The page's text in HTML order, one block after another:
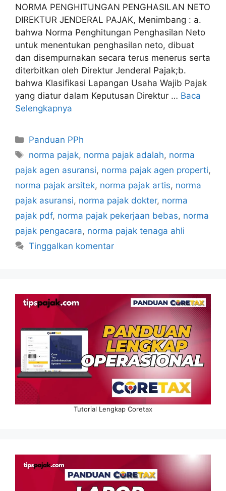
NORMA PENGHITUNGAN PENGHASILAN NETO
DIREKTUR JENDERAL PAJAK, Menimbang : a.
bahwa Norma Penghitungan Penghasilan Neto
untuk menentukan penghasilan neto, dibuat
dan disempurnakan secara terus menerus serta
diterbitkan oleh Direktur Jenderal Pajak;b.
bahwa Klasifikasi Lapangan Usaha Wajib Pajak
yang diatur dalam Keputusan Direktur … Baca
Selengkapnya
Kategori
Panduan PPh
Tag
norma pajak, norma pajak adalah, norma
pajak agen asuransi, norma pajak agen properti,
norma pajak arsitek, norma pajak artis, norma
pajak asuransi, norma pajak dokter, norma
pajak pdf, norma pajak pekerjaan bebas, norma
pajak pengacara, norma pajak tenaga ahli
Tinggalkan komentar
Tutorial Lengkap Coretax